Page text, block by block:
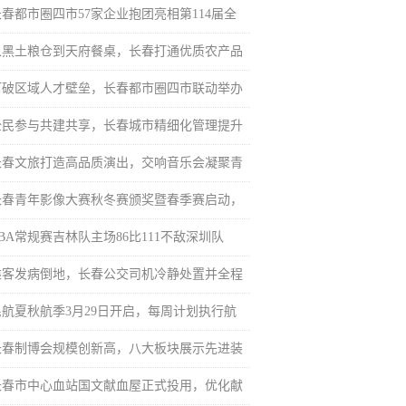
都市圈四市57家企业抱团亮相第114届全
土粮仓到天府餐桌，长春打通优质农产品
区域人才壁垒，长春都市圈四市联动举办
参与共建共享，长春城市精细化管理提升
文旅打造高品质演出，交响音乐会凝聚青
青年影像大赛秋冬赛颁奖暨春季赛启动，
常规赛吉林队主场86比111不敌深圳队
发病倒地，长春公交司机冷静处置并全程
夏秋航季3月29日开启，每周计划执行航
制博会规模创新高，八大板块展示先进装
市中心血站国文献血屋正式投用，优化献